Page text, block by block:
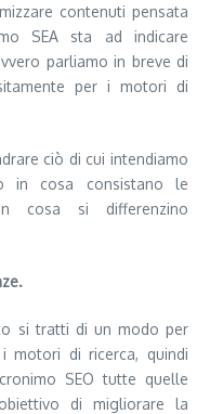
contenuti pensata
SEA sta ad indicare
parliamo in breve di
per i motori di
ciò di cui intendiamo
in cosa consistano le
cosa si differenzino
si tratti di un modo per
motori di ricerca, quindi
SEO tutte quelle
di migliorare la